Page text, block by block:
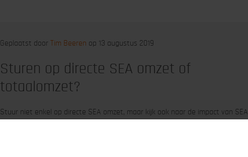
Geplaatst door Tim Beeren op 13 augustus 2019
Sturen op directe SEA omzet of
totaalomzet?
Stuur niet enkel op directe SEA omzet, maar kijk ook naar de impact van SEA